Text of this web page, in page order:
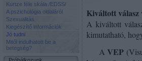
Kurtze féle skála /EDSS/
A pszichológia oldaláról
Szexualitás
Kiegészítő információk
Jó tudni
Mitől indulhatott be a
betegség?
Kiváltott válasz
A kiváltott
kimutatható,
AVEP